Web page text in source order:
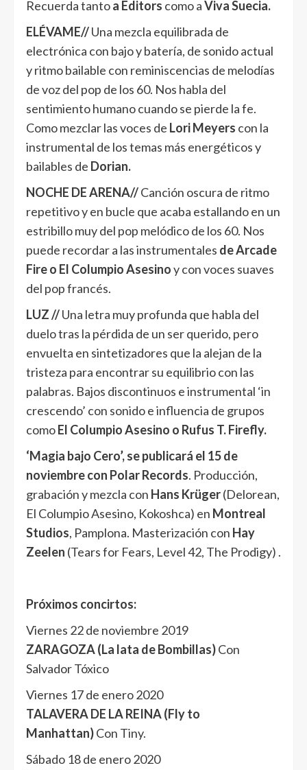
Recuerda tantoa Editors como aViva Suecia.
ELÉVAME//Una mezcla equilibrada de
electrónica con bajo y batería, de sonido actual
y ritmo bailable con reminiscencias de melodías
de voz del pop de los 60. Nos habla del
sentimiento humano cuando se pierde la fe.
Como mezclar las voces de Lori Meyers con la
instrumental de los temas más energéticos y
bailables de Dorian.
NOCHE DE ARENA//Canción oscura de ritmo
repetitivo y en bucle que acaba estallando en un
estribillo muy del pop melódico de los 60. Nos
puede recordar a las instrumentales de Arcade
Fire o El Columpio Asesinoy con voces suaves
del pop francés.
LUZ //Una letra muy profunda que habla del
duelo tras la pérdida de un ser querido, pero
envuelta en sintetizadores que la alejan de la
tristeza para encontrar su equilibrio con las
palabras. Bajos discontinuos e instrumental ‘in
crescendo’ con sonido e influencia de grupos
comoEl Columpio Asesino o Rufus T. Firefly.
‘Magia bajo Cero’, se publicará el 15 de
noviembre con Polar Records. Producción,
grabación y mezcla con Hans Krüger(Delorean,
El Columpio Asesino, Kokoshca) en Montreal
Studios, Pamplona. Masterización con Hay
Zeelen (Tears for Fears, Level 42, The Prodigy) .
Próximos concirtos:
Viernes 22 de noviembre 2019
ZARAGOZA (La lata de Bombillas)Con
Salvador Tóxico
Viernes 17 de enero 2020
TALAVERA DE LA REINA (Fly to
Manhattan)Con Tiny.
Sábado 18 de enero 2020